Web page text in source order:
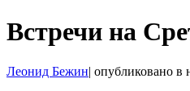
Встречи на
Леонид Бежин| опубликовано в